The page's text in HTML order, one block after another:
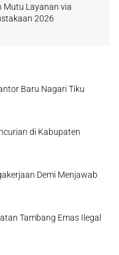
Mutu Layanan via
2026
Baru Nagari Tiku
di Kabupaten
Demi Menjawab
Tambang Emas Ilegal